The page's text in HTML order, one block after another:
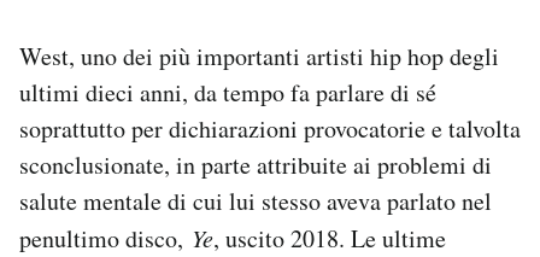
West, uno dei più importanti artisti hip hop degli
ultimi dieci anni, da tempo fa parlare di sé
soprattutto per dichiarazioni provocatorie e talvolta
sconclusionate, in parte attribuite ai problemi di
salute mentale di cui lui stesso aveva parlato nel
penultimo disco, Ye, uscito 2018. Le ultime